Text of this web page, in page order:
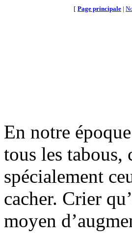
[ Page principale |
En notre
tous les tabous,
spécialement
cacher. Crier
moyen